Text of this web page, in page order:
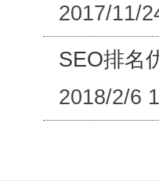
2017/11/
SEO排名
2018/2/6